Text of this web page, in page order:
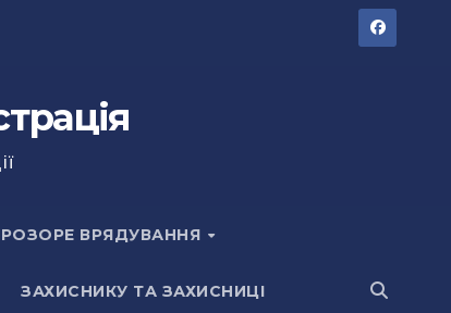
ВРЯДУВАННЯ
ЗАХИСНИКУ ТА ЗАХИСНИЦІ